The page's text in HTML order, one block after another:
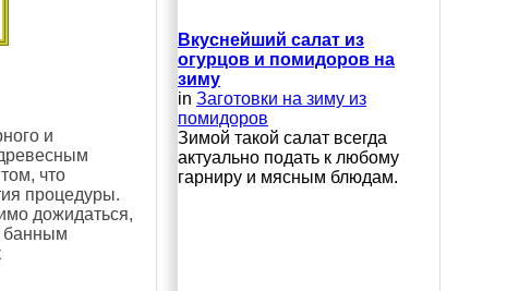
и
что
процедуры.
дожидаться,
банным
Вкуснейший салат из
огурцов и помидоров на
зиму
in Заготовки на зиму из
помидоров
Зимой такой салат всегда
актуально подать к любому
гарниру и мясным блюдам.